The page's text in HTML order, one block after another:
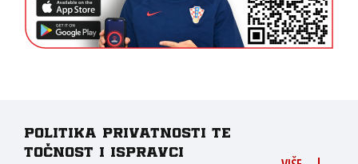
Politika privatnosti te
točnost i ispravci